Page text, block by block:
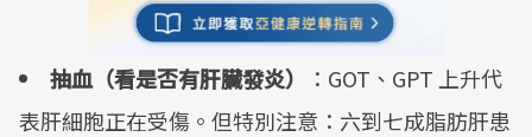
抽血（看是否有肝臟發炎）
：GOT、GPT 上升代
表肝細胞正在受傷。但特別注意：六到七成脂肪肝患